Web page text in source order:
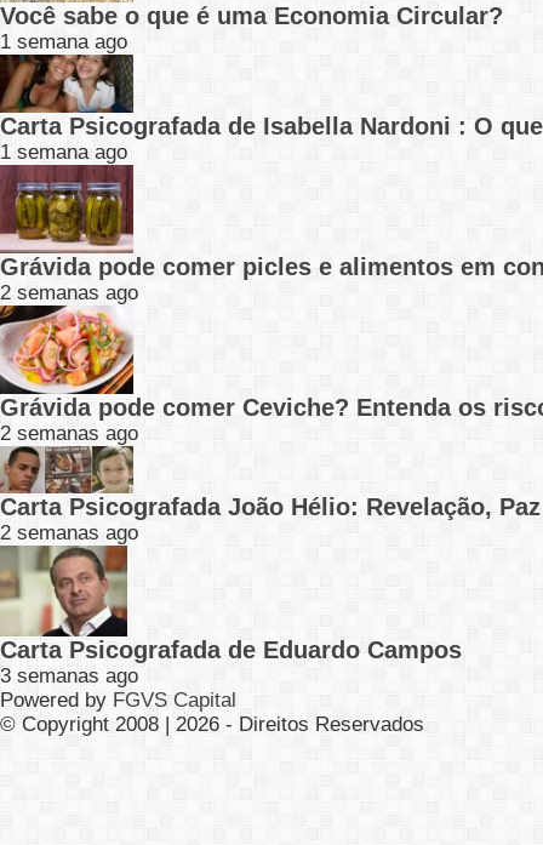
Você sabe o que é uma Economia Circular?
1 semana ago
Carta Psicografada de Isabella Nardoni : O
1 semana ago
Grávida pode comer picles e alimentos em
2 semanas ago
Grávida pode comer Ceviche? Entenda os
2 semanas ago
Carta Psicografada João Hélio: Revelação,
2 semanas ago
Carta Psicografada de Eduardo Campos
3 semanas ago
Powered by FGVS Capital
© Copyright 2008 | 2026 - Direitos Reservados